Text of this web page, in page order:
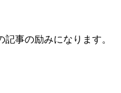
事の励みになります。